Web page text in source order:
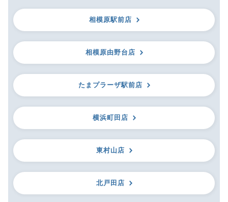
相模原駅前店
相模原由野台店
たまプラーザ駅前店
横浜町田店
東村山店
北戸田店